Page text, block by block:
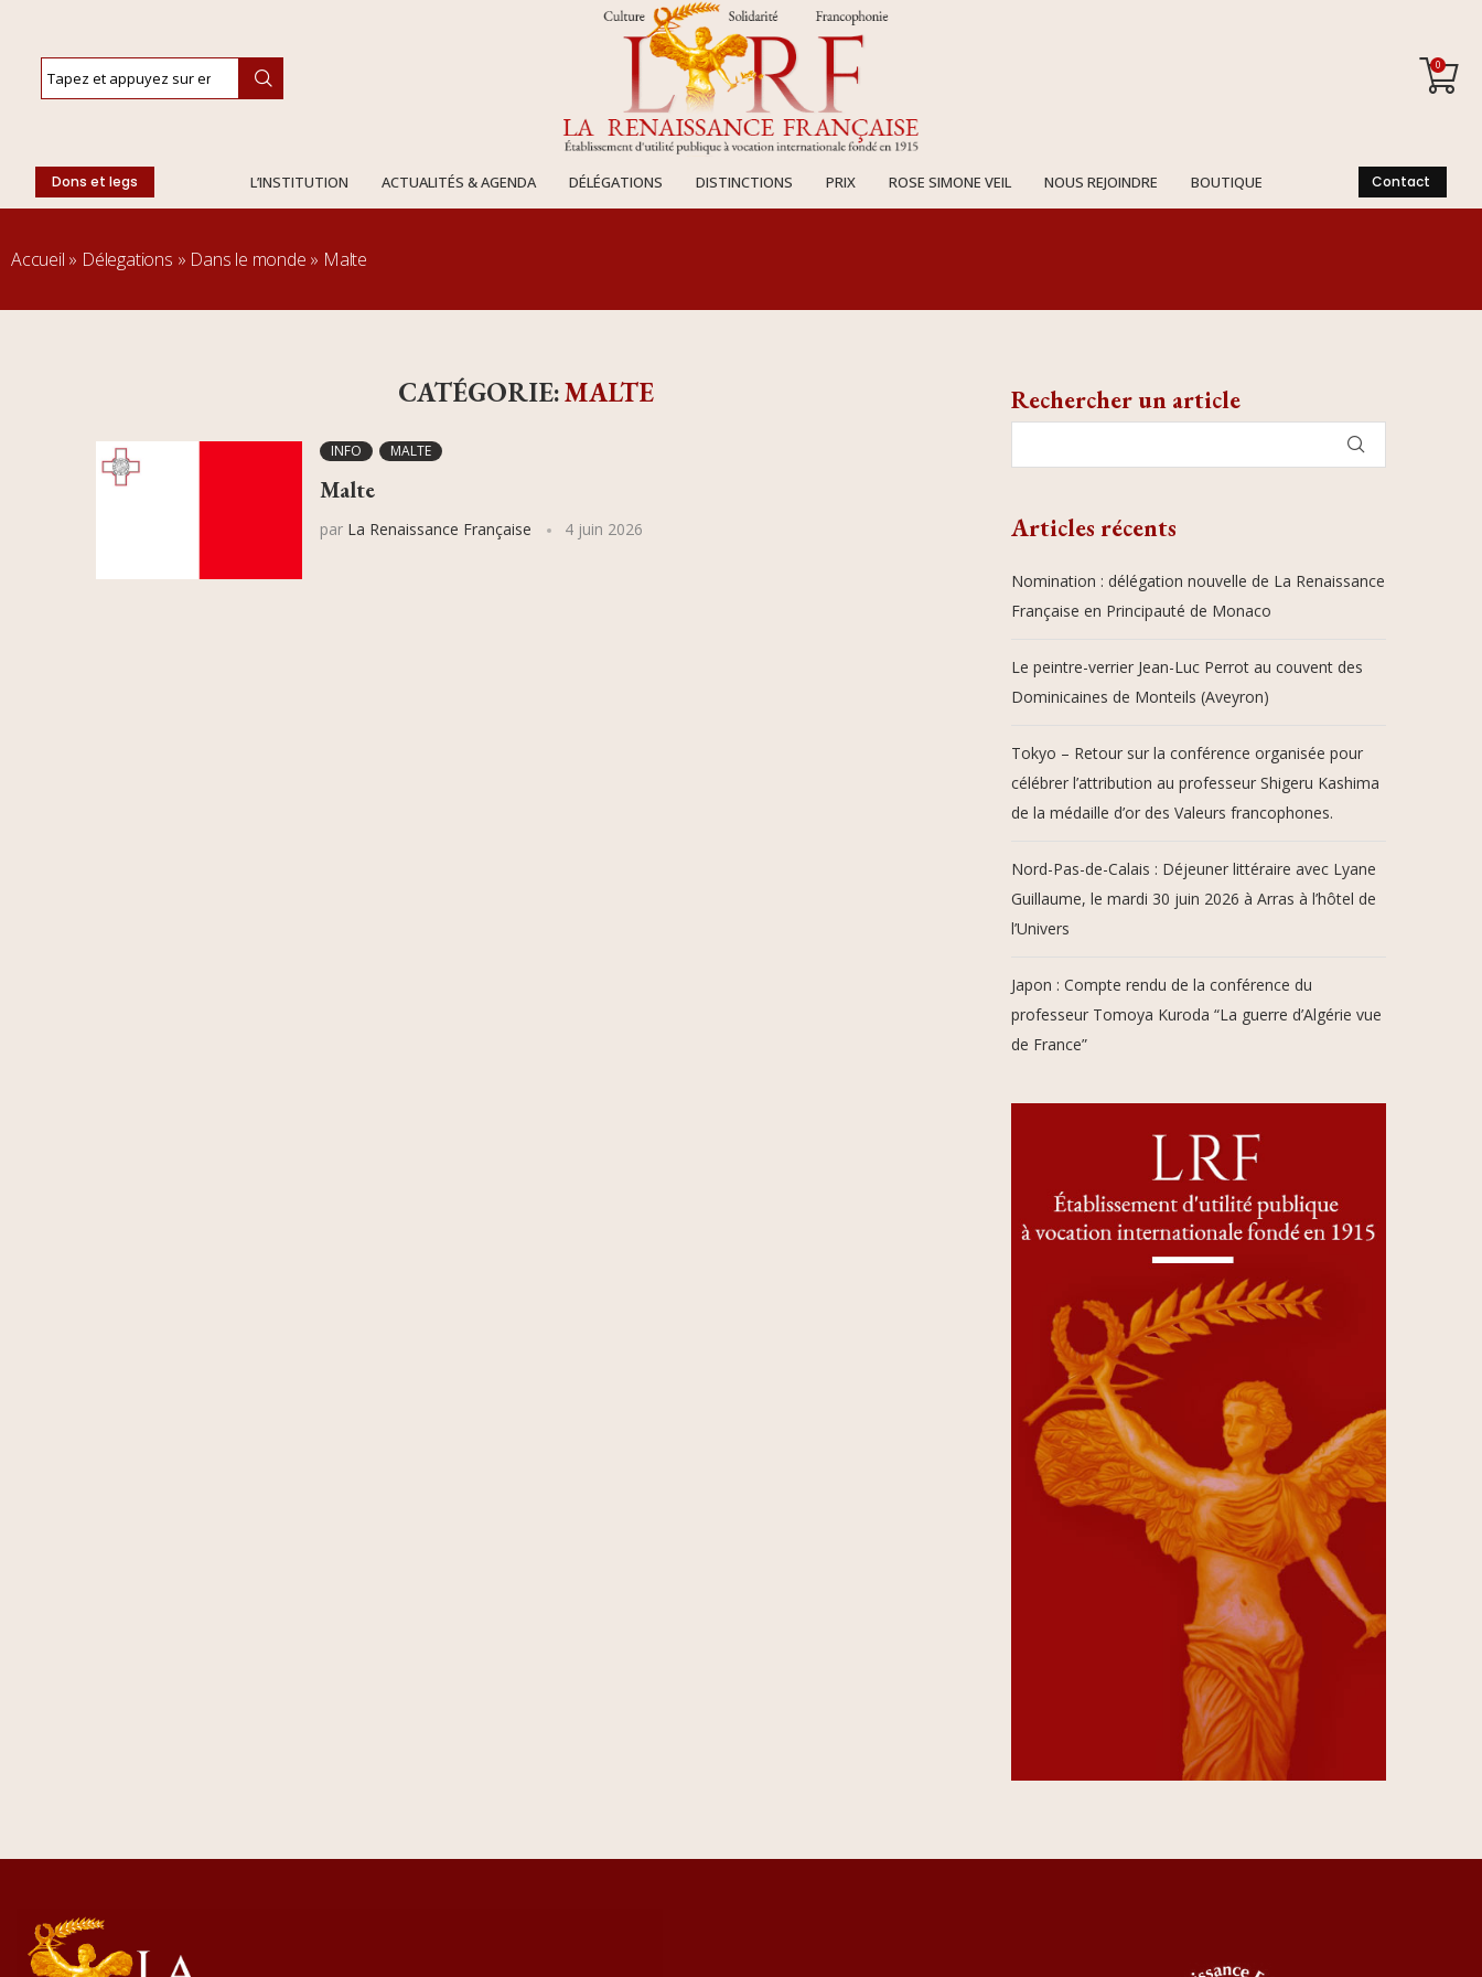
0
Dons et legs L’INSTITUTION ACTUALITÉS & AGENDA DÉLÉGATIONS DISTINCTIONS PRIX ROSE SIMONE VEIL NOUS REJOINDRE BOUTIQUE Contact
Accueil » Délegations » Dans le monde » Malte
CATÉGORIE:MALTE
INFO MALTE
Malte
par La Renaissance Française 4 juin 2026
Rechercher un article
Articles récents
Nomination : délégation nouvelle de La Renaissance
Française en Principauté de Monaco
Le peintre-verrier Jean-Luc Perrot au couvent des
Dominicaines de Monteils (Aveyron)
Tokyo – Retour sur la conférence organisée pour
célébrer l’attribution au professeur Shigeru Kashima
de la médaille d’or des Valeurs francophones.
Nord-Pas-de-Calais : Déjeuner littéraire avec Lyane
Guillaume, le mardi 30 juin 2026 à Arras à l’hôtel de
l’Univers
Japon : Compte rendu de la conférence du
professeur Tomoya Kuroda “La guerre d’Algérie vue
de France”